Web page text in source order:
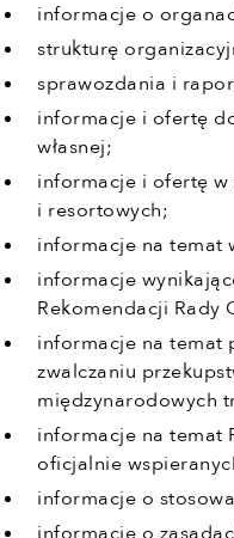
informacje o
strukturę
sprawozdania i
informacje i ofertę
własnej;
informacje i ofertę
i resortowych;
informacje na temat
informacje
Rekomendacji Rady
informacje na temat
zwalczaniu
międzynarodowych
informacje na temat
oficjalnie
informacje o